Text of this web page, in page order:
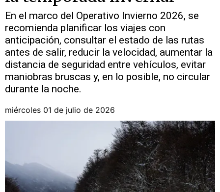
En el marco del Operativo Invierno 2026, se
recomienda planificar los viajes con
anticipación, consultar el estado de las rutas
antes de salir, reducir la velocidad, aumentar la
distancia de seguridad entre vehículos, evitar
maniobras bruscas y, en lo posible, no circular
durante la noche.
miércoles 01 de julio de 2026